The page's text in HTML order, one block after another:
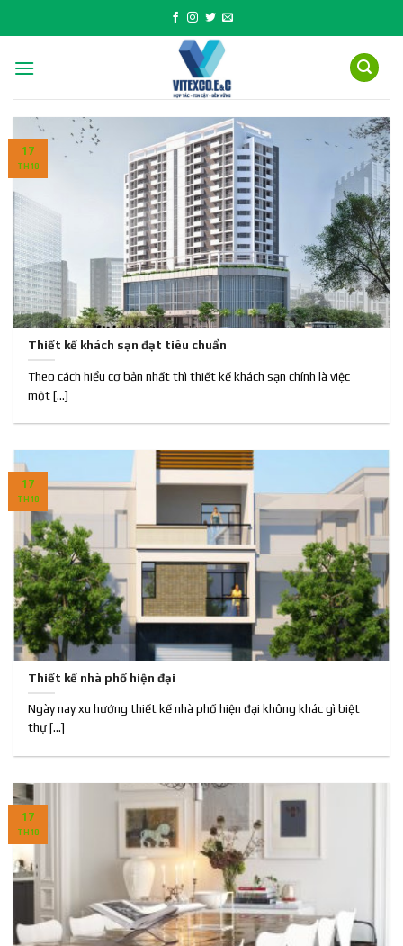
to
Thiết kế khách sạn đạt tiêu chuẩn
Theo cách hiểu cơ bản nhất thì thiết kế khách sạn chính là việc
một [...]
17
TH10
Thiết kế nhà phố hiện đại
Ngày nay xu hướng thiết kế nhà phố hiện đại không khác gì biệt
thự [...]
17
TH10
17
TH10